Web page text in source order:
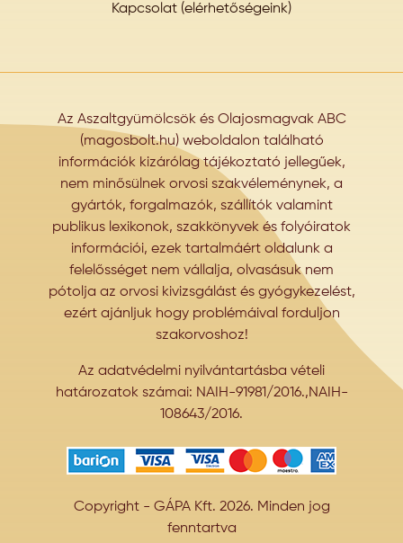
Kapcsolat (elérhetőségeink)
Az Aszaltgyümölcsök és Olajosmagvak ABC
(magosbolt.hu) weboldalon található
információk kizárólag tájékoztató jellegűek,
nem minősülnek orvosi szakvéleménynek, a
gyártók, forgalmazók, szállítók valamint
publikus lexikonok, szakkönyvek és folyóiratok
információi, ezek tartalmáért oldalunk a
felelősséget nem vállalja, olvasásuk nem
pótolja az orvosi kivizsgálást és gyógykezelést,
ezért ajánljuk hogy problémáival forduljon
szakorvoshoz!
Az adatvédelmi nyilvántartásba vételi
határozatok számai: NAIH-91981/2016.,NAIH-
108643/2016.
Copyright - GÁPA Kft. 2026. Minden jog
fenntartva